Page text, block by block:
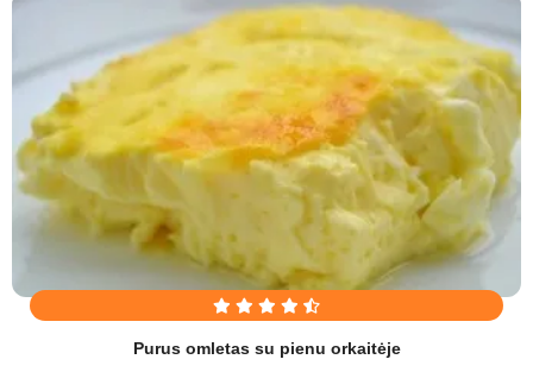
Purus omletas su pienu orkaitėje